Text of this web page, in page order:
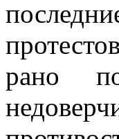
рано